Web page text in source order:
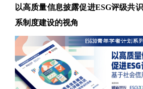
以高质量信息披露促进ESG评级共
系制度建设的视角